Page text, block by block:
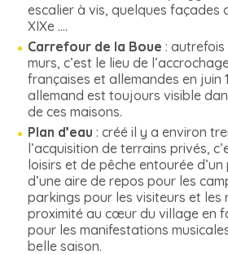
escalier à vis, quelques façades
XIXe ….
Carrefour de la Boue :
murs, c’est le lieu de
françaises et allemandes en juin
allemand est toujours visible
de ces maisons.
Plan d’eau : créé il y a environ
l’acquisition de terrains privés,
loisirs et de pêche entourée
d’une aire de repos pour les
parkings pour les visiteurs et les
proximité au cœur du village en
pour les manifestations
belle saison.